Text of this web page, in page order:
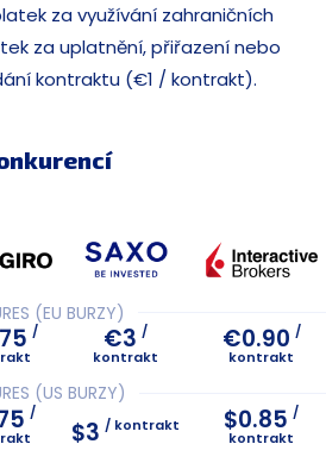
za využívání zahraničních
za uplatnění, přiřazení nebo
kontraktu (€1 / kontrakt).
(EU BURZY)
/
€3/
kontrakt
€0.90/
kontrakt
(US BURZY)
/
$3/ kontrakt $0.85/
kontrakt